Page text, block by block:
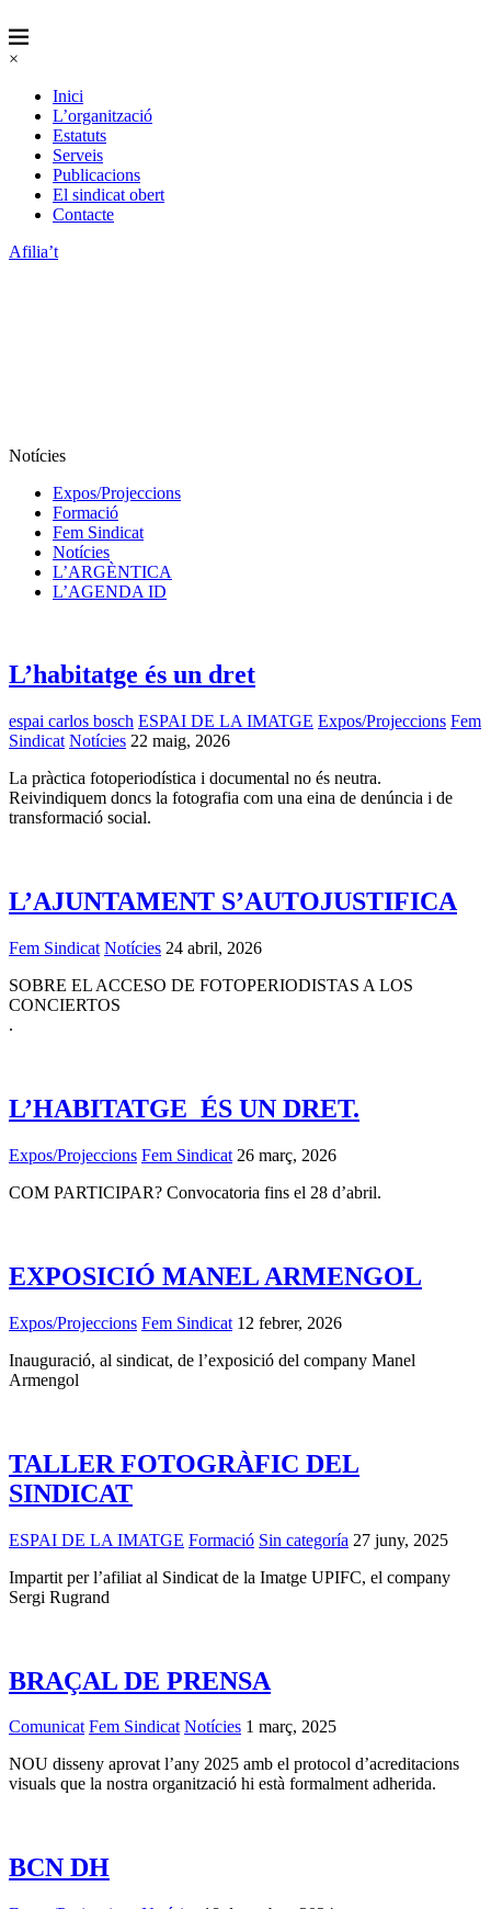
×
Inici
L’organització
Estatuts
Serveis
Publicacions
El sindicat obert
Contacte
Afilia’t
Notícies
Expos/Projeccions
Formació
Fem Sindicat
Notícies
L’ARGÈNTICA
L’AGENDA ID
L’habitatge és un dret
espai carlos bosch ESPAI DE LA IMATGE Expos/Projeccions Fem
Sindicat Notícies 22 maig, 2026
La pràctica fotoperiodística i documental no és neutra.
Reivindiquem doncs la fotografia com una eina de denúncia i de
transformació social.
L’AJUNTAMENT S’AUTOJUSTIFICA
Fem Sindicat Notícies 24 abril, 2026
SOBRE EL ACCESO DE FOTOPERIODISTAS A LOS
CONCIERTOS
.
L’HABITATGE ÉS UN DRET.
Expos/Projeccions Fem Sindicat 26 març, 2026
COM PARTICIPAR? Convocatoria fins el 28 d’abril.
EXPOSICIÓ MANEL ARMENGOL
Expos/Projeccions Fem Sindicat 12 febrer, 2026
Inauguració, al sindicat, de l’exposició del company Manel
Armengol
TALLER FOTOGRÀFIC DEL
SINDICAT
ESPAI DE LA IMATGE Formació Sin categoría 27 juny, 2025
Impartit per l’afiliat al Sindicat de la Imatge UPIFC, el company
Sergi Rugrand
BRAÇAL DE PRENSA
Comunicat Fem Sindicat Notícies 1 març, 2025
NOU disseny aprovat l’any 2025 amb el protocol d’acreditacions
visuals que la nostra organització hi està formalment adherida.
BCN DH